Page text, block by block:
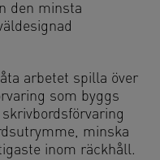
den minsta
arbetet spilla över
som byggs
minska
inom räckhåll.